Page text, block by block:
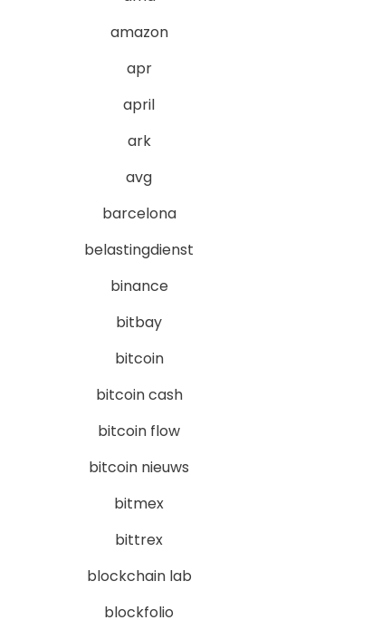
amazon
apr
april
ark
avg
barcelona
belastingdienst
binance
bitbay
bitcoin
bitcoin cash
bitcoin flow
bitcoin nieuws
bitmex
bittrex
blockchain lab
blockfolio